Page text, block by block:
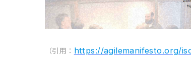
（引用： https://agilemanifesto.org/